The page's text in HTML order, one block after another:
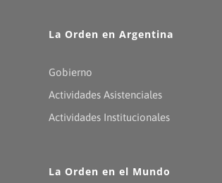
La Orden en Argentina
Gobierno
Actividades Asistenciales
Actividades Institucionales
La Orden en el Mundo